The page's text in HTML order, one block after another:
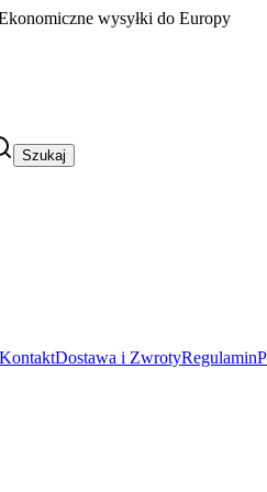
wysyłki do Europy
Szukaj
KontaktDostawa i ZwrotyRegulamin